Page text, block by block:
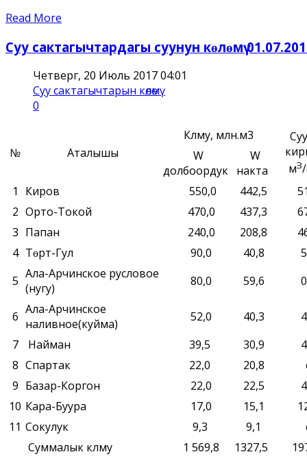
Read More
Суу сактагычтардагы суунун кɵлɵмү
Четверг, 20 Июль 2017 04:01
Суу сактагычтарын кѳлѳмү
0
№ Аталышы
Кѳлѳму, млн.м3
мЗ
W
долбоордук
W
накта
1
Киров 550,0 442,5
2 Орто-Токой 470,0 437,3
3 Папан 240,0 208,8
4 Тɵрт-Гул 90,0 40,8
5 Ала-Арчинское русловое
(нугу)
80,0 59,6
6 Ала-Арчинское
наливное(куйма)
52,0 40,3
7
Найман 39,5 30,9
8 Спартак 22,0 20,8
9 Базар-Коргон 22,0 22,5
10 Кара-Буура 17,0 15,1
11 Сокулук 9,3 9,1
Суммалык кѳлѳму
1 569,8 1327,5